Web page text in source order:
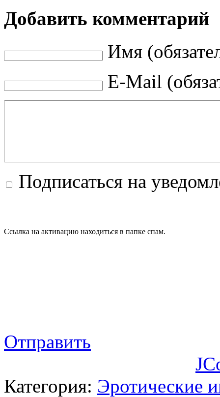
Добавить комментарий
Имя
E-Mail
Подписаться на
Ссылка на активацию находиться в папке спам.
Отправить
Категория: Эротические